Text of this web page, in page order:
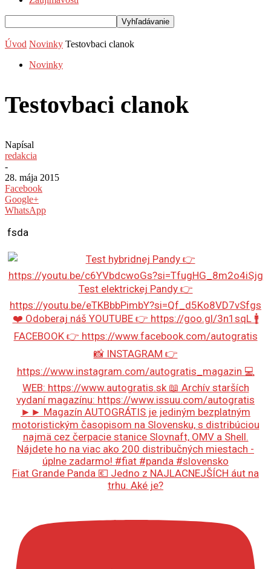
Úvod Novinky Testovbaci clanok
Novinky
Testovbaci clanok
Napísal
redakcia
-
28. mája 2015
Facebook
Google+
WhatsApp
fsda
Fiat Grande Panda 💶 Jedno z NAJLACNEJŠÍCH áut na
trhu. Aké je?